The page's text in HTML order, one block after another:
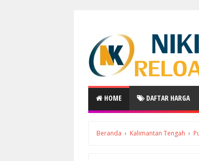
HOME DAFTAR HARGA
Beranda › Kalimantan Tengah ›